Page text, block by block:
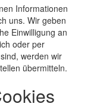
Informationen
uns. Wir geben
Einwilligung an
oder per
werden wir
übermitteln.